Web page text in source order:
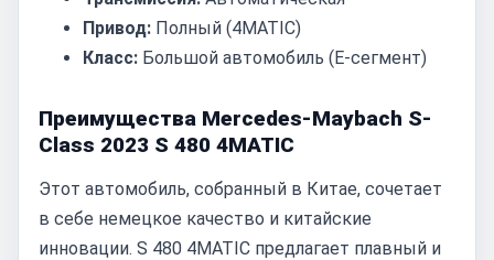
Привод: Полный (4MATIC)
Класс: Большой автомобиль (E-сегмент)
Преимущества Mercedes-Maybach S-
Class 2023 S 480 4MATIC
Этот автомобиль, собранный в Китае, сочетает
в себе немецкое качество и китайские
инновации. S 480 4MATIC предлагает плавный и